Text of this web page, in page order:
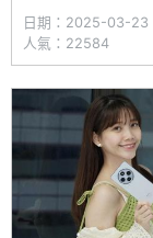
與 5,160mAh 大容量
有整合指紋辨識功
提供 3.5mm 耳機孔
microSD 記憶卡擴充
電速度
日期：2025-03-23
人氣：22584